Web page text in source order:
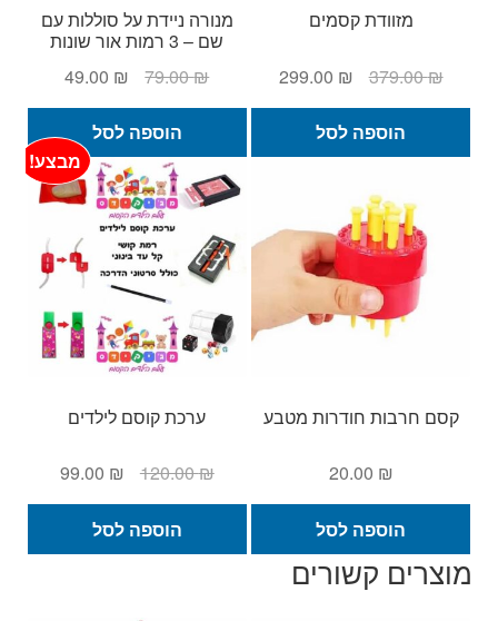
מזוודת קסמים
379.00₪
המחיר
המקורי
היה:
379.00 ₪.
299.00 ₪
המחיר
הנוכחי
299.00 ₪.
הוספה לסל
מנורה ניידת על סוללות עם
שם – 3 רמות אור שונות
79.00₪
המחיר
המקורי
היה:
79.00 ₪.
49.00 ₪
המחיר
הנוכחי
הוא:
49.00 ₪.
הוספה לסל
קסם חרבות חודרות מטבע
20.00 ₪
הוספה לסל
ערכת קוסם לילדים
מבצע!
120.00₪
המחיר
המקורי
היה:
120.00 ₪.
99.00 ₪
המחיר
הנוכחי
99.00 ₪.
הוספה לסל
מוצרים קשורים